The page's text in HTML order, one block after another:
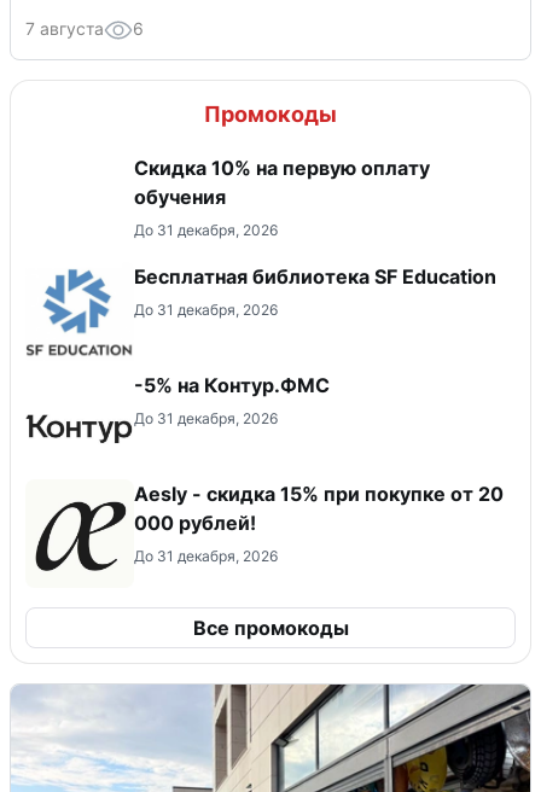
7 августа 6
Промокоды
Скидка 10% на первую оплату
обучения
До 31 декабря, 2026
Бесплатная библиотека SF Education
До 31 декабря, 2026
-5% на Контур.ФМС
До 31 декабря, 2026
Aesly - скидка 15% при покупке от 20
000 рублей!
До 31 декабря, 2026
Все промокоды